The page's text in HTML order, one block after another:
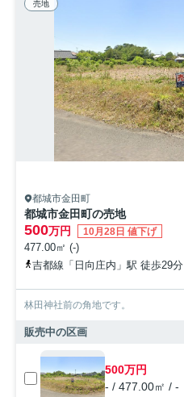
売地
都城市金田町
都城市金田町の売地
500万円 10月28日 値下げ
477.00㎡ (-)
吉都線「日向庄内」駅 徒歩29分
林田神社前の角地です。
販売中の区画
500万円
- / 477.00㎡ / -